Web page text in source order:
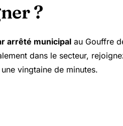
?
arrêté municipal au Gouffre
dans le secteur,
vingtaine de minutes.